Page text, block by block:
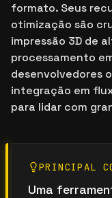
formato. Seus
otimização são
impressão 3D de
processamento
desenvolvedores
integração em
para lidar com
PRINCIPAL
Uma